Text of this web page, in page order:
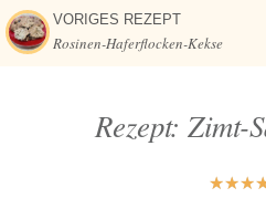
VORIGES REZEPT
Rosinen-Haferflocken-Kekse
Rezept: Zimt-
★★★